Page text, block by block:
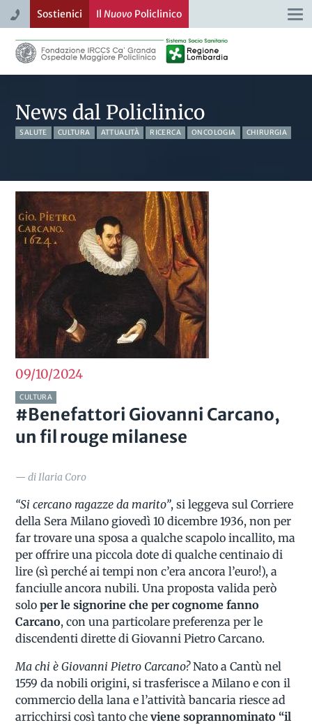
Sostienici Il NuovoPoliclinico
News dal Policlinico
SALUTE CULTURA ATTUALITÀ RICERCA ONCOLOGIA CHIRURGIA
09/102024
CULTURA
#Benefattori Giovanni Carcano,
un fil rouge milanese
— di Ilaria Coro
“Si cercano ragazze da marito”, si leggeva sul Corriere
della Sera Milano giovedì 10 dicembre 1936, non per
far trovare una sposa a qualche scapolo incallito, ma
per offrire una piccola dote di qualche centinaio di
lire (sì perché ai tempi non c’era ancora l’euro!), a
fanciulle ancora nubili. Una proposta valida però
soloper le signorine che per cognome fanno
Carcano, con una particolare preferenza per le
discendenti dirette di Giovanni Pietro Carcano.
Ma chi è Giovanni Pietro Carcano?Nato a Cantù nel
1559 da nobili origini, si trasferisce a Milano e con il
commercio della lana e l’attività bancaria riesce ad
arricchirsi così tanto cheviene soprannominato “il